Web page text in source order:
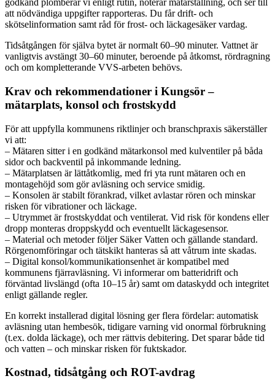
godkänd plomberar vi enligt rutin, noterar mätarställning, och ser till
att nödvändiga uppgifter rapporteras. Du får drift- och
skötselinformation samt råd för frost- och läckagesäker vardag.
Tidsåtgången för själva bytet är normalt 60–90 minuter. Vattnet är
vanligtvis avstängt 30–60 minuter, beroende på åtkomst, rördragning
och om kompletterande VVS-arbeten behövs.
Krav och rekommendationer i Kungsör –
mätarplats, konsol och frostskydd
För att uppfylla kommunens riktlinjer och branschpraxis säkerställer
vi att:
– Mätaren sitter i en godkänd mätarkonsol med kulventiler på båda
sidor och backventil på inkommande ledning.
– Mätarplatsen är lättåtkomlig, med fri yta runt mätaren och en
montagehöjd som gör avläsning och service smidig.
– Konsolen är stabilt förankrad, vilket avlastar rören och minskar
risken för vibrationer och läckage.
– Utrymmet är frostskyddat och ventilerat. Vid risk för kondens eller
dropp monteras droppskydd och eventuellt läckagesensor.
– Material och metoder följer Säker Vatten och gällande standard.
Rörgenomföringar och tätskikt hanteras så att våtrum inte skadas.
– Digital konsol/kommunikationsenhet är kompatibel med
kommunens fjärravläsning. Vi informerar om batteridrift och
förväntad livslängd (ofta 10–15 år) samt om dataskydd och integritet
enligt gällande regler.
En korrekt installerad digital lösning ger flera fördelar: automatisk
avläsning utan hembesök, tidigare varning vid onormal förbrukning
(t.ex. dolda läckage), och mer rättvis debitering. Det sparar både tid
och vatten – och minskar risken för fuktskador.
Kostnad, tidsåtgång och ROT-avdrag